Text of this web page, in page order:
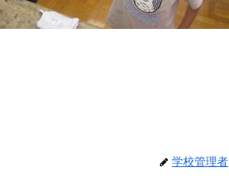
学校管理者